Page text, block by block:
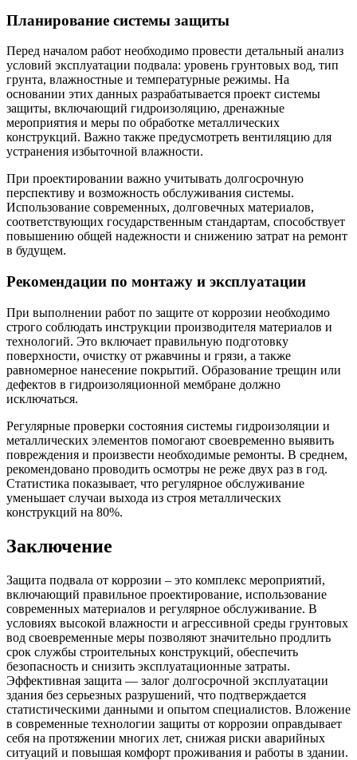
Планирование системы защиты
Перед началом работ необходимо провести детальный анализ
условий эксплуатации подвала: уровень грунтовых вод, тип
грунта, влажностные и температурные режимы. На
основании этих данных разрабатывается проект системы
защиты, включающий гидроизоляцию, дренажные
мероприятия и меры по обработке металлических
конструкций. Важно также предусмотреть вентиляцию для
устранения избыточной влажности.
При проектировании важно учитывать долгосрочную
перспективу и возможность обслуживания системы.
Использование современных, долговечных материалов,
соответствующих государственным стандартам, способствует
повышению общей надежности и снижению затрат на ремонт
в будущем.
Рекомендации по монтажу и эксплуатации
При выполнении работ по защите от коррозии необходимо
строго соблюдать инструкции производителя материалов и
технологий. Это включает правильную подготовку
поверхности, очистку от ржавчины и грязи, а также
равномерное нанесение покрытий. Образование трещин или
дефектов в гидроизоляционной мембране должно
исключаться.
Регулярные проверки состояния системы гидроизоляции и
металлических элементов помогают своевременно выявить
повреждения и произвести необходимые ремонты. В среднем,
рекомендовано проводить осмотры не реже двух раз в год.
Статистика показывает, что регулярное обслуживание
уменьшает случаи выхода из строя металлических
конструкций на 80%.
Заключение
Защита подвала от коррозии – это комплекс мероприятий,
включающий правильное проектирование, использование
современных материалов и регулярное обслуживание. В
условиях высокой влажности и агрессивной среды грунтовых
вод своевременные меры позволяют значительно продлить
срок службы строительных конструкций, обеспечить
безопасность и снизить эксплуатационные затраты.
Эффективная защита — залог долгосрочной эксплуатации
здания без серьезных разрушений, что подтверждается
статистическими данными и опытом специалистов. Вложение
в современные технологии защиты от коррозии оправдывает
себя на протяжении многих лет, снижая риски аварийных
ситуаций и повышая комфорт проживания и работы в здании.